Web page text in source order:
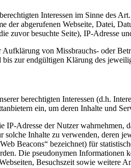
Interessen im Sinne des
der abgerufenen Webseite, Datei,
zuvor besuchte Seite), IP-Adresse
von Missbrauchs- oder
zur endgültigen Klärung des
berechtigten Interessen (d.h.
ein, um deren Inhalte und
IP-Adresse der Nutzer
Inhalte zu verwenden,
Beacons“ bezeichnet) für
Die pseudonymen
Besuchszeit sowie weitere